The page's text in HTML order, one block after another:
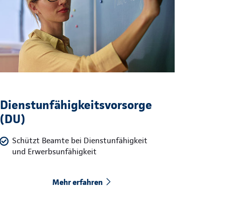
Dienstunfähigkeitsvorsorge
(DU)
Schützt Beamte bei Dienstunfähigkeit
und Erwerbsunfähigkeit
Mehr erfahren